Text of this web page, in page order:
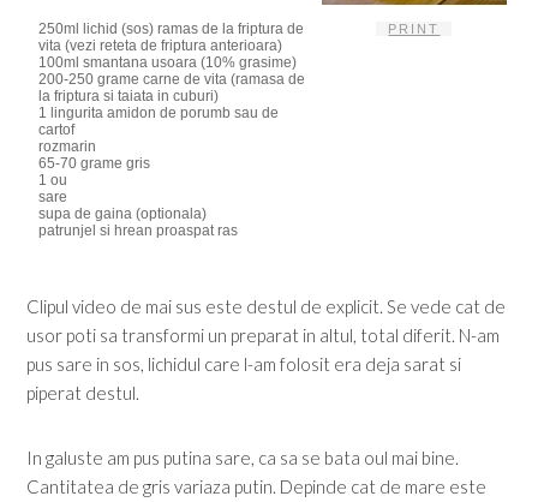
PRINT
250ml lichid (sos) ramas de la friptura de
vita (vezi reteta de friptura anterioara)
100ml smantana usoara (10% grasime)
200-250 grame carne de vita (ramasa de
la friptura si taiata in cuburi)
1 lingurita amidon de porumb sau de
cartof
rozmarin
65-70 grame gris
1 ou
sare
supa de gaina (optionala)
patrunjel si hrean proaspat ras
Clipul video de mai sus este destul de explicit. Se vede cat de
usor poti sa transformi un preparat in altul, total diferit. N-am
pus sare in sos, lichidul care l-am folosit era deja sarat si
piperat destul.
In galuste am pus putina sare, ca sa se bata oul mai bine.
Cantitatea de gris variaza putin. Depinde cat de mare este